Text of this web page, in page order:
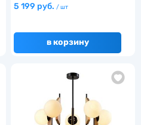
5 199 руб. / шт
в корзину